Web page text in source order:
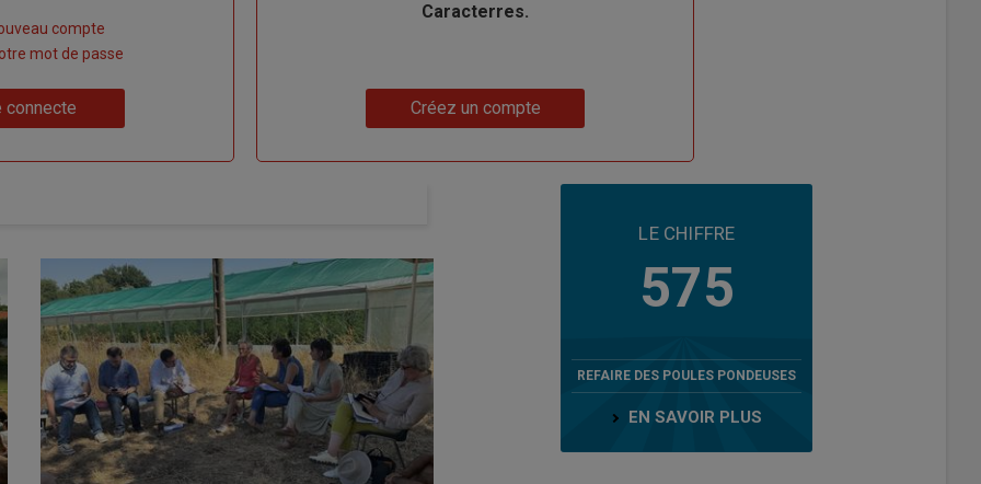
compte
mot de passe
connecte
Caracterres.
Créez un compte
LE CHIFFRE
575
REFAIRE DES POULES PONDEUSES
EN SAVOIR PLUS